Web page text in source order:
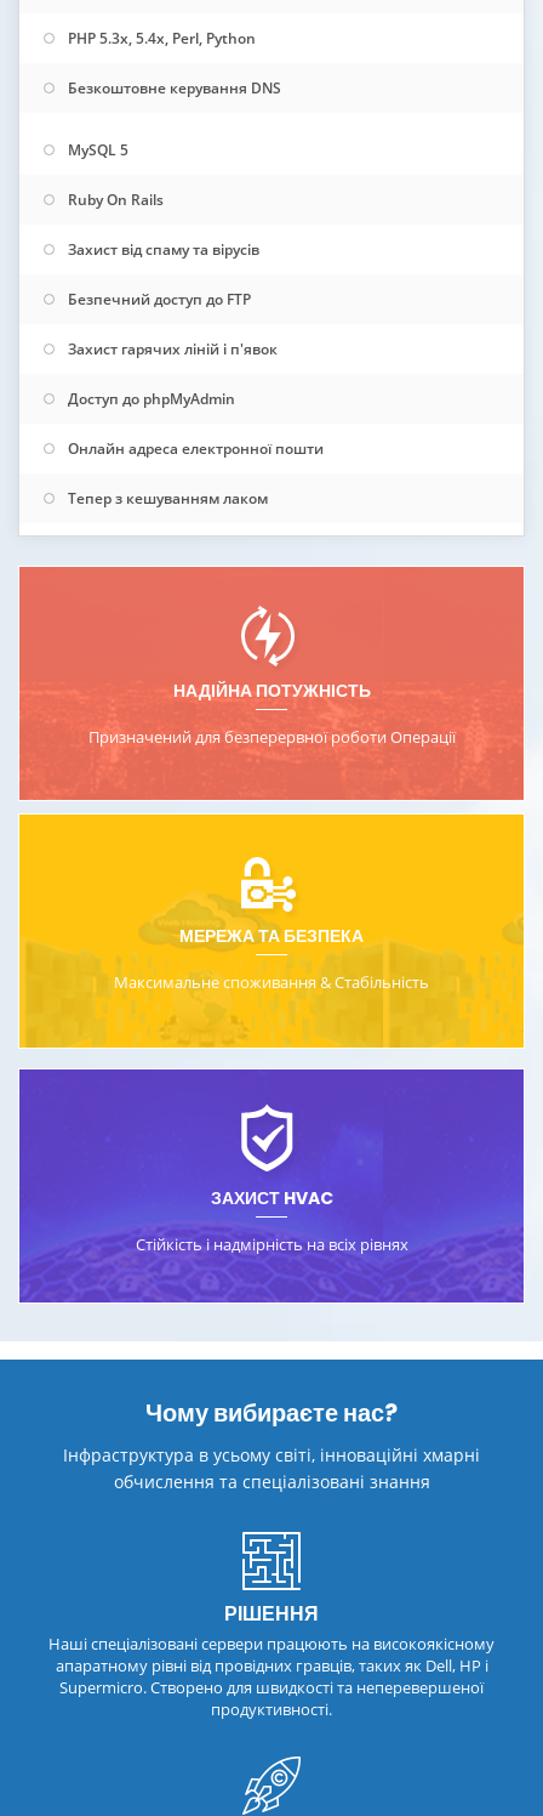
PHP 5.3x, 5.4x, Perl, Python
Безкоштовне керування DNS
MySQL 5
Ruby On Rails
Захист від спаму та вірусів
Безпечний доступ до FTP
Захист гарячих ліній і п'явок
Доступ до phpMyAdmin
Онлайн адреса електронної пошти
Тепер з кешуванням лаком
НАДІЙНА ПОТУЖНІСТЬ
Призначений для безперервної роботи Операції
МЕРЕЖА ТА БЕЗПЕКА
Максимальне споживання &Стабільність
ЗАХИСТ HVAC
Стійкість і надмірність на всіх рівнях
Чому вибираєте нас?
Інфраструктура в усьому світі, інноваційні хмарні
обчислення та спеціалізовані знання
РІШЕННЯ
Наші спеціалізовані сервери працюють на високоякісному
апаратному рівні від провідних гравців, таких як Dell, HP і
Supermicro. Створено для швидкості та неперевершеної
продуктивності.